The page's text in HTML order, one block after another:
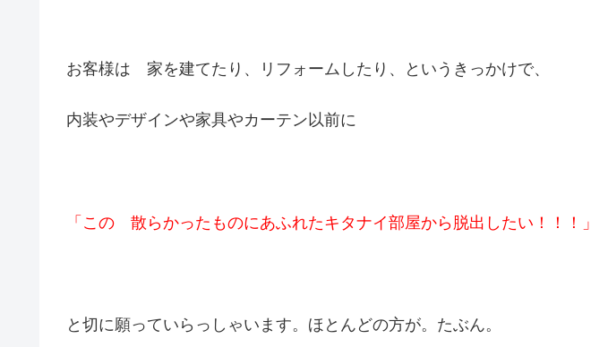
お客様は 家を建てたり、リフォームしたり、というきっかけで、
内装やデザインや家具やカーテン以前に
「この 散らかったものにあふれたキタナイ部屋から脱出したい！！！」
と切に願っていらっしゃいます。ほとんどの方が。たぶん。